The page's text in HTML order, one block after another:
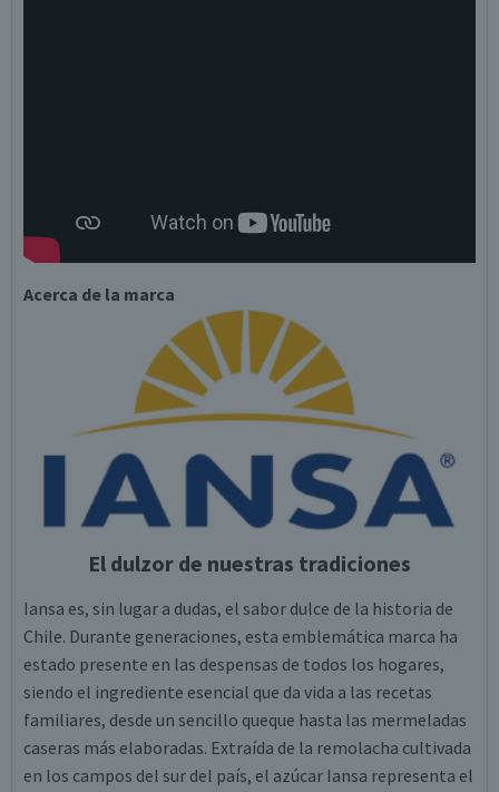
Acerca de la marca
El dulzor de nuestras tradiciones
Iansa es, sin lugar a dudas, el sabor dulce de la historia de
Chile. Durante generaciones, esta emblemática marca ha
estado presente en las despensas de todos los hogares,
siendo el ingrediente esencial que da vida a las recetas
familiares, desde un sencillo queque hasta las mermeladas
caseras más elaboradas. Extraída de la remolacha cultivada
en los campos del sur del país, el azúcar Iansa representa el